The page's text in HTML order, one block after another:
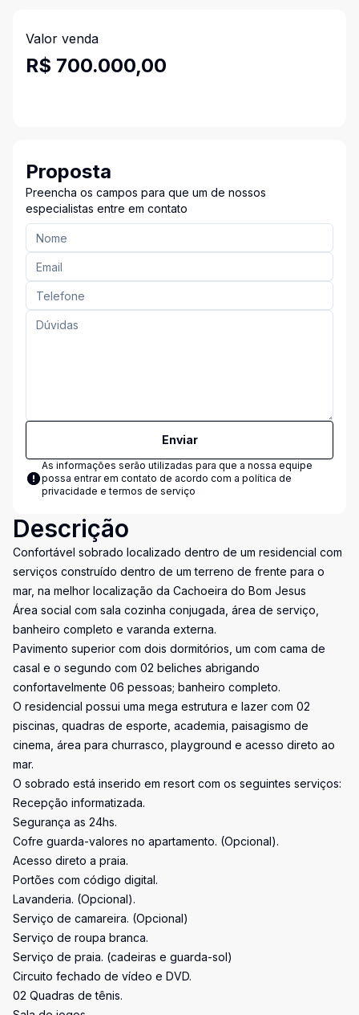
Valor venda
R$ 700.000,00
Proposta
Preencha os campos para que um de nossos
especialistas entre em contato
Enviar
As informações serão utilizadas para que a nossa equipe
possa entrar em contato de acordo com a política de
privacidade e termos de serviço
Descrição
Confortável sobrado localizado dentro de um residencial com
serviços construído dentro de um terreno de frente para o
mar, na melhor localização da Cachoeira do Bom Jesus
Área social com sala cozinha conjugada, área de serviço,
banheiro completo e varanda externa.
Pavimento superior com dois dormitórios, um com cama de
casal e o segundo com 02 beliches abrigando
confortavelmente 06 pessoas; banheiro completo.
O residencial possui uma mega estrutura e lazer com 02
piscinas, quadras de esporte, academia, paisagismo de
cinema, área para churrasco, playground e acesso direto ao
mar.
O sobrado está inserido em resort com os seguintes serviços:
Recepção informatizada.
Segurança as 24hs.
Cofre guarda-valores no apartamento. (Opcional).
Acesso direto a praia.
Portões com código digital.
Lavanderia. (Opcional).
Serviço de camareira. (Opcional)
Serviço de roupa branca.
Serviço de praia. (cadeiras e guarda-sol)
Circuito fechado de vídeo e DVD.
02 Quadras de tênis.